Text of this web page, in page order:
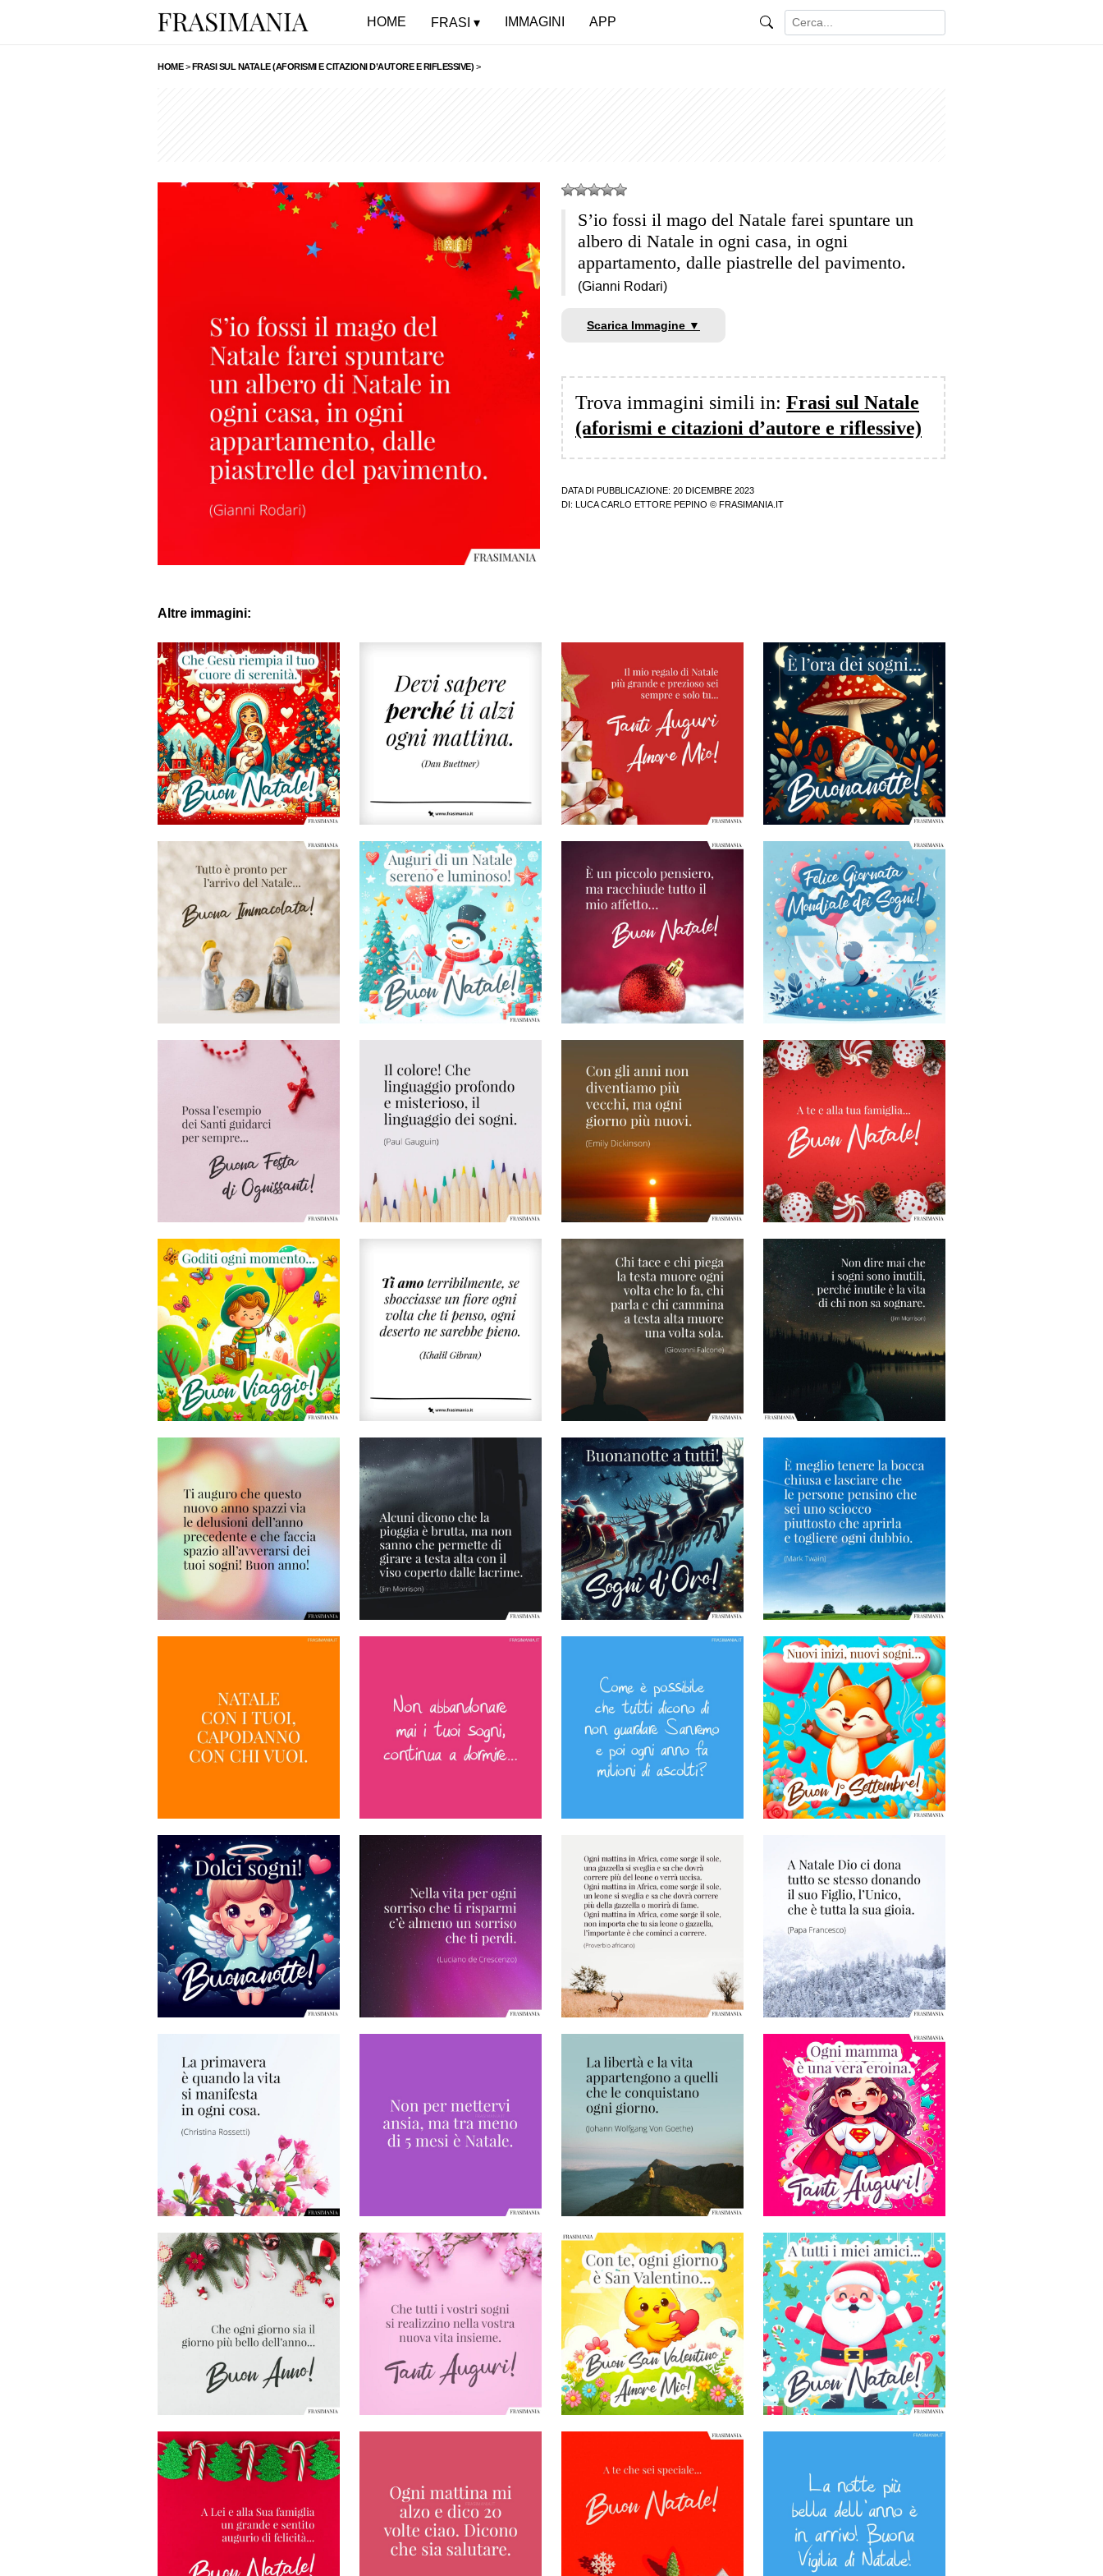
HOME FRASI IMMAGINI APP
HOME>FRASI SUL NATALE (AFORISMI E CITAZIONI D’AUTORE E RIFLESSIVE) >
S’io fossi il mago del Natale farei spuntare un
albero di Natale in ogni casa, in ogni
appartamento, dalle piastrelle del pavimento.
(Gianni Rodari)
Scarica Immagine ▼
Trova immagini simili in: Frasi sul Natale
(aforismi e citazioni d’autore e riflessive)
DATA DI PUBBLICAZIONE: 20 DICEMBRE 2023
DI:
LUCA CARLO ETTORE PEPINO © FRASIMANIA.IT
Altre immagini: